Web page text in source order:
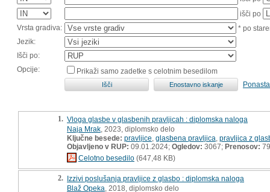
išči po
Vrsta gradiva:
* po
Jezik:
Išči po:
Opcije:
Prikaži samo zadetke s celotnim besedilom
1. Vloga glasbe v glasbenih pravljicah : diplomska naloga
Naja Mrak , 2023, diplomsko delo
Ključne besede: pravljice glasbena pravljica pravljica z
Objavljeno v RUP: 09.01.2024; Ogledov: 3067; Prenosov: 79
Celotno besedilo (647,48 KB)
2. Izzivi poslušanja pravljice z glasbo : diplomska naloga
Blaž Opeka , 2018, diplomsko delo